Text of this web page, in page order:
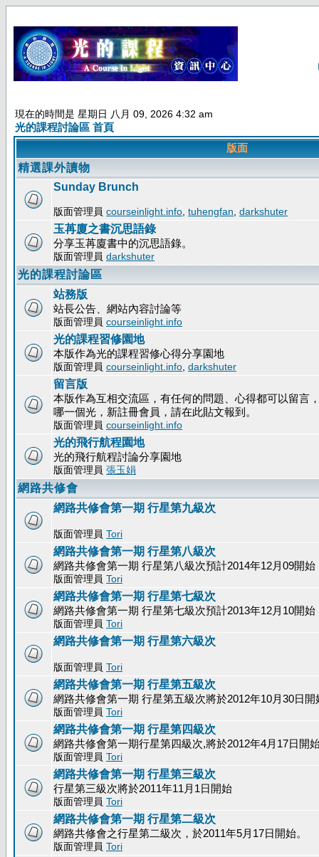
現在的時間是 星期日 八月 09, 2026 4:32 am
光的課程討論區 首頁
版面
精選課外讀物
Sunday Brunch
版面管理員 courseinlight.info tuhengfan darkshuter
玉苒廈之書沉思語錄
分享玉苒廈書中的沉思語錄。
版面管理員 darkshuter
光的課程討論區
站務版
站長公告、網站內容討論等
版面管理員 courseinlight.info
光的課程習修園地
本版作為光的課程習修心得分享園地
版面管理員 courseinlight.info darkshuter
留言版
本版作為互相交流區，有任何的問題、心得都可以留言
哪一個光，新註冊會員，請在此貼文報到。
版面管理員 courseinlight.info
光的飛行航程園地
光的飛行航程討論分享園地
版面管理員 張玉娟
網路共修會
網路共修會第一期 行星第九級次
版面管理員 Tori
網路共修會第一期 行星第八級次
網路共修會第一期 行星第八級次預計2014年12月09開始
版面管理員 Tori
網路共修會第一期 行星第七級次
網路共修會第一期 行星第七級次預計2013年12月10開始
版面管理員 Tori
網路共修會第一期 行星第六級次
版面管理員 Tori
網路共修會第一期 行星第五級次
網路共修會第一期 行星第五級次將於2012年10月30日開
版面管理員 Tori
網路共修會第一期 行星第四級次
網路共修會第一期行星第四級次,將於2012年4月17日開
版面管理員 Tori
網路共修會第一期 行星第三級次
行星第三級次將於2011年11月1日開始
版面管理員 Tori
網路共修會第一期 行星第二級次
網路共修會之行星第二級次，於2011年5月17日開始。
版面管理員 Tori